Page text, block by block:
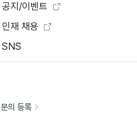
공지/이벤트
인재 채용
SNS
문의 등록